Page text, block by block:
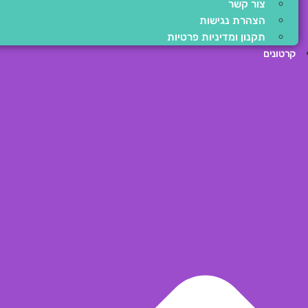
צור קשר
הצהרת נגישות
תקנון ומדיניות פרטיות
קרטונים